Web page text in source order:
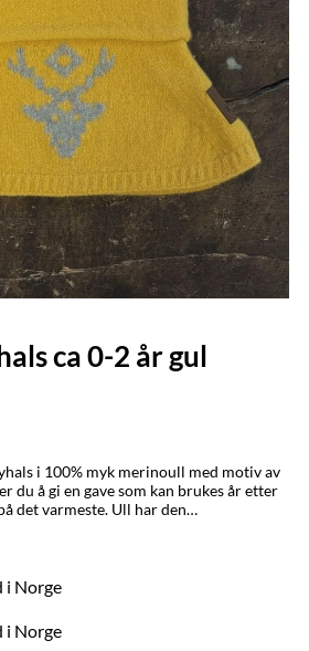
ca 0-2 år gul
i 100% myk merinoull med motiv av
du å gi en gave som kan brukes år etter
det varmeste. Ull har den
med barnet når plagget brukes.
vaskes i maskinen på ullprogram, sett
Om du
i Norge
i Norge